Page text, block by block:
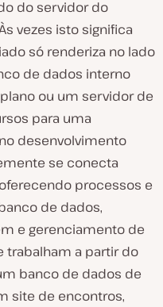
do servidor do
vezes isto significa
só renderiza no lado
de dados interno
ou um servidor de
para uma
desenvolvimento
se conecta
processos e
de dados,
e gerenciamento de
trabalham a partir do
banco de dados de
site de encontros,